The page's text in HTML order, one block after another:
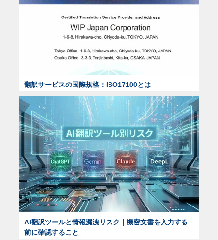
翻訳サービスの国際規格：ISO17100とは
AI翻訳ツールと情報漏洩リスク｜機密文書を入力する
前に確認すること